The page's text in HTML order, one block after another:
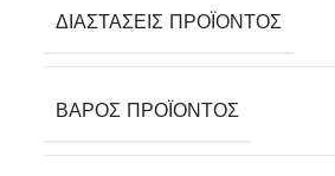
ΔΙΑΣΤΆΣΕΙΣ ΠΡΟΪΌΝΤΟΣ
ΒΆΡΟΣ ΠΡΟΪΌΝΤΟΣ